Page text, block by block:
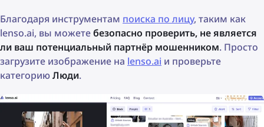
Благодаря инструментам поиска по лицу, таким как
lenso.ai, вы можетебезопасно проверить, не является
ли ваш потенциальный партнёр мошенником. Просто
загрузите изображение на lenso.ai и проверьте
категориюЛюди.